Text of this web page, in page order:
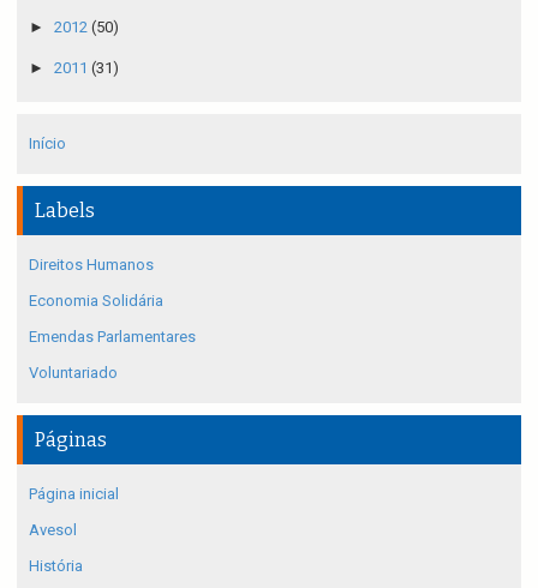
► 2012 (50)
► 2011 (31)
Início
Labels
Direitos Humanos
Economia Solidária
Emendas Parlamentares
Voluntariado
Páginas
Página inicial
Avesol
História